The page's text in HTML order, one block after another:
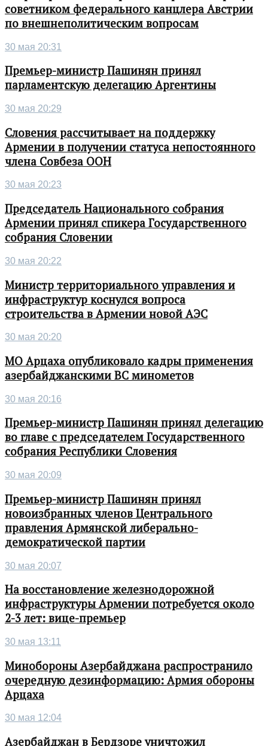
советником федерального канцлера Австрии
по внешнеполитическим вопросам
30 мая 20:31
Премьер-министр Пашинян принял
парламентскую делегацию Аргентины
30 мая 20:29
Словения рассчитывает на поддержку
Армении в получении статуса непостоянного
члена Совбеза ООН
30 мая 20:23
Председатель Национального собрания
Армении принял спикера Государственного
собрания Словении
30 мая 20:22
Министр территориального управления и
инфраструктур коснулся вопроса
строительства в Армении новой АЭС
30 мая 20:20
МО Арцаха опубликовало кадры применения
азербайджанскими ВС минометов
30 мая 20:16
Премьер-министр Пашинян принял делегацию
во главе с председателем Государственного
собрания Республики Словения
30 мая 20:09
Премьер-министр Пашинян принял
новоизбранных членов Центрального
правления Армянской либерально-
демократической партии
30 мая 20:07
На восстановление железнодорожной
инфраструктуры Армении потребуется около
2-3 лет: вице-премьер
30 мая 13:11
Минобороны Азербайджана распространило
очередную дезинформацию: Армия обороны
Арцаха
30 мая 12:04
Азербайджан в Бердзоре уничтожил